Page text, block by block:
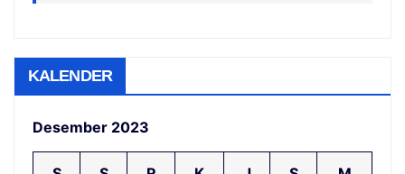
KALENDER
Desember 2023